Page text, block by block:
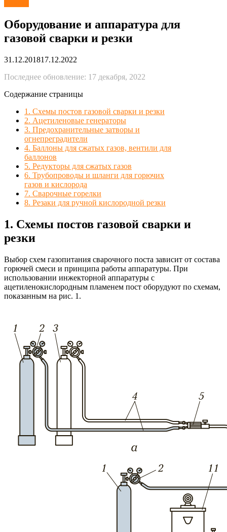
Оборудование и аппаратура для
газовой сварки и резки
31.12.201817.12.2022
Последнее обновление: 17 декабря, 2022
Содержание страницы
1. Cхемы постов газовой сварки и резки
2. Ацетиленовые генераторы
3. Предохранительные затворы и
огнепреградители
4. Баллоны для сжатых газов, вентили для
баллонов
5. Редукторы для сжатых газов
6. Трубопроводы и шланги для горючих
газов и кислорода
7. Сварочные горелки
8. Резаки для ручной кислородной резки
1. Cхемы постов газовой сварки и
резки
Выбор схем газопитания сварочного поста зависит от состава
горючей смеси и принципа работы аппаратуры. При
использовании инжекторной аппаратуры с
ацетиленокислородным пламенем пост оборудуют по схемам,
показанным на рис. 1.